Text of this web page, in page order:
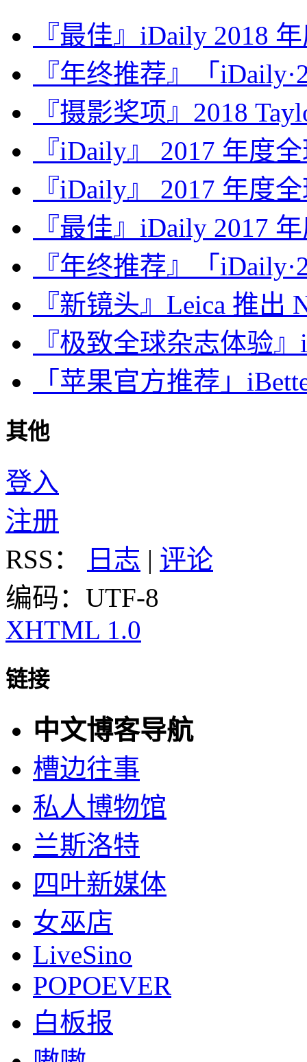
『最佳』iDaily 2018
『年终推荐』「
『摄影奖项』2018
『iDaily』 2017 年度
『iDaily』 2017 年度
『最佳』iDaily 2017
『年终推荐』「
『新镜头』Leica 推出
『极致全球杂志体验
「苹果官方推荐」
其他
登入
注册
RSS：
日志 | 评论
编码：UTF-8
XHTML 1.0
链接
中文博客导航
槽边往事
私人博物馆
兰斯洛特
四叶新媒体
女巫店
LiveSino
POPOEVER
白板报